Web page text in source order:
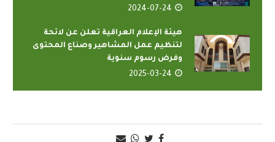
2024-07-24
هيئة الإعلام العراقية تعلن عن لائحة
لتنظيم عمل المشاهير وصناع المحتوى
وفرض رسوم سنوية
2025-03-24